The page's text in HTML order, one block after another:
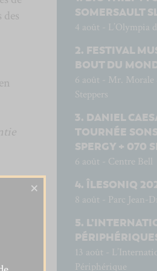
SOMERSAULT
4 août - L’Olympia
FESTIVAL
BOUT DU
6 août - Mr. Morale
Steppers
DANIEL
TOURNÉE
SPERGY + 070
6 août - Centre Bell
ÎLESONIQ
8 août - Parc Jean-
13 août -
Périphérique
×